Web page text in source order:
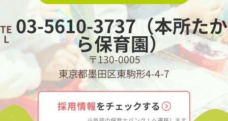
TE
L
03-5610-3737（本所たか
ら保育園）
〒130-0005
東京都墨田区東駒形4-4-7